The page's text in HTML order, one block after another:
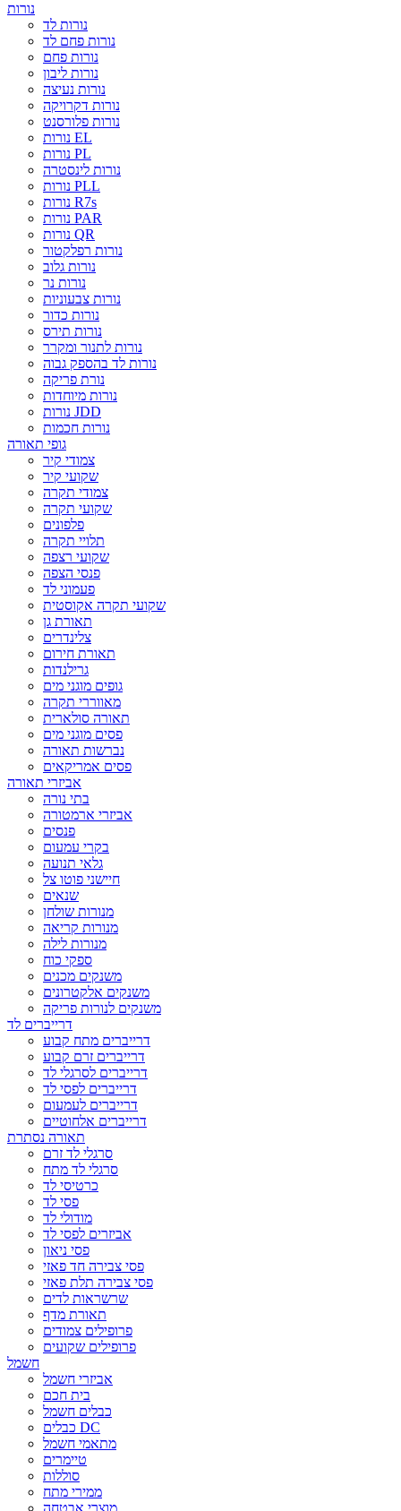
נורות
נורות לד
נורות פחם לד
נורות פחם
נורות ליבון
נורות נעיצה
נורות דקרויקה
נורות פלורסנט
נורות EL
נורות PL
נורות לינסטרה
נורות PLL
נורות R7s
נורות PAR
נורות QR
נורות רפלקטור
נורות גלוב
נורות נר
נורות צבעוניות
נורות כדור
נורות תירס
נורות לתנור ומקרר
נורות לד בהספק גבוה
נורת פריקה
נורות מיוחדות
נורות JDD
נורות חכמות
גופי תאורה
צמודי קיר
שקועי קיר
צמודי תקרה
שקועי תקרה
פלפונים
תלויי תקרה
שקועי רצפה
פנסי הצפה
פעמוני לד
שקועי תקרה אקוסטית
תאורת גן
צלינדרים
תאורת חירום
גרילנדות
גופים מוגני מים
מאווררי תקרה
תאורה סולארית
פסים מוגני מים
נברשות תאורה
פסים אמריקאים
אביזרי תאורה
בתי נורה
אביזרי ארמטורה
פנסים
בקרי עמעום
גלאי תנועה
חיישני פוטו צל
שנאים
מנורות שולחן
מנורות קריאה
מנורות לילה
ספקי כוח
משנקים מכנים
משנקים אלקטרונים
משנקים לנורות פריקה
דרייברים לד
דרייברים מתח קבוע
דרייברים זרם קבוע
דרייברים לסרגלי לד
דרייברים לפסי לד
דרייברים לעמעום
דרייברים אלחוטיים
תאורה נסתרת
סרגלי לד זרם
סרגלי לד מתח
כרטיסי לד
פסי לד
מודולי לד
אביזרים לפסי לד
פסי ניאון
פסי צבירה חד פאזי
פסי צבירה תלת פאזי
שרשראות לדים
תאורת מדף
פרופילים צמודים
פרופילים שקועים
חשמל
אביזרי חשמל
בית חכם
כבלים חשמל
כבלים DC
מתאמי חשמל
טיימרים
סוללות
ממירי מתח